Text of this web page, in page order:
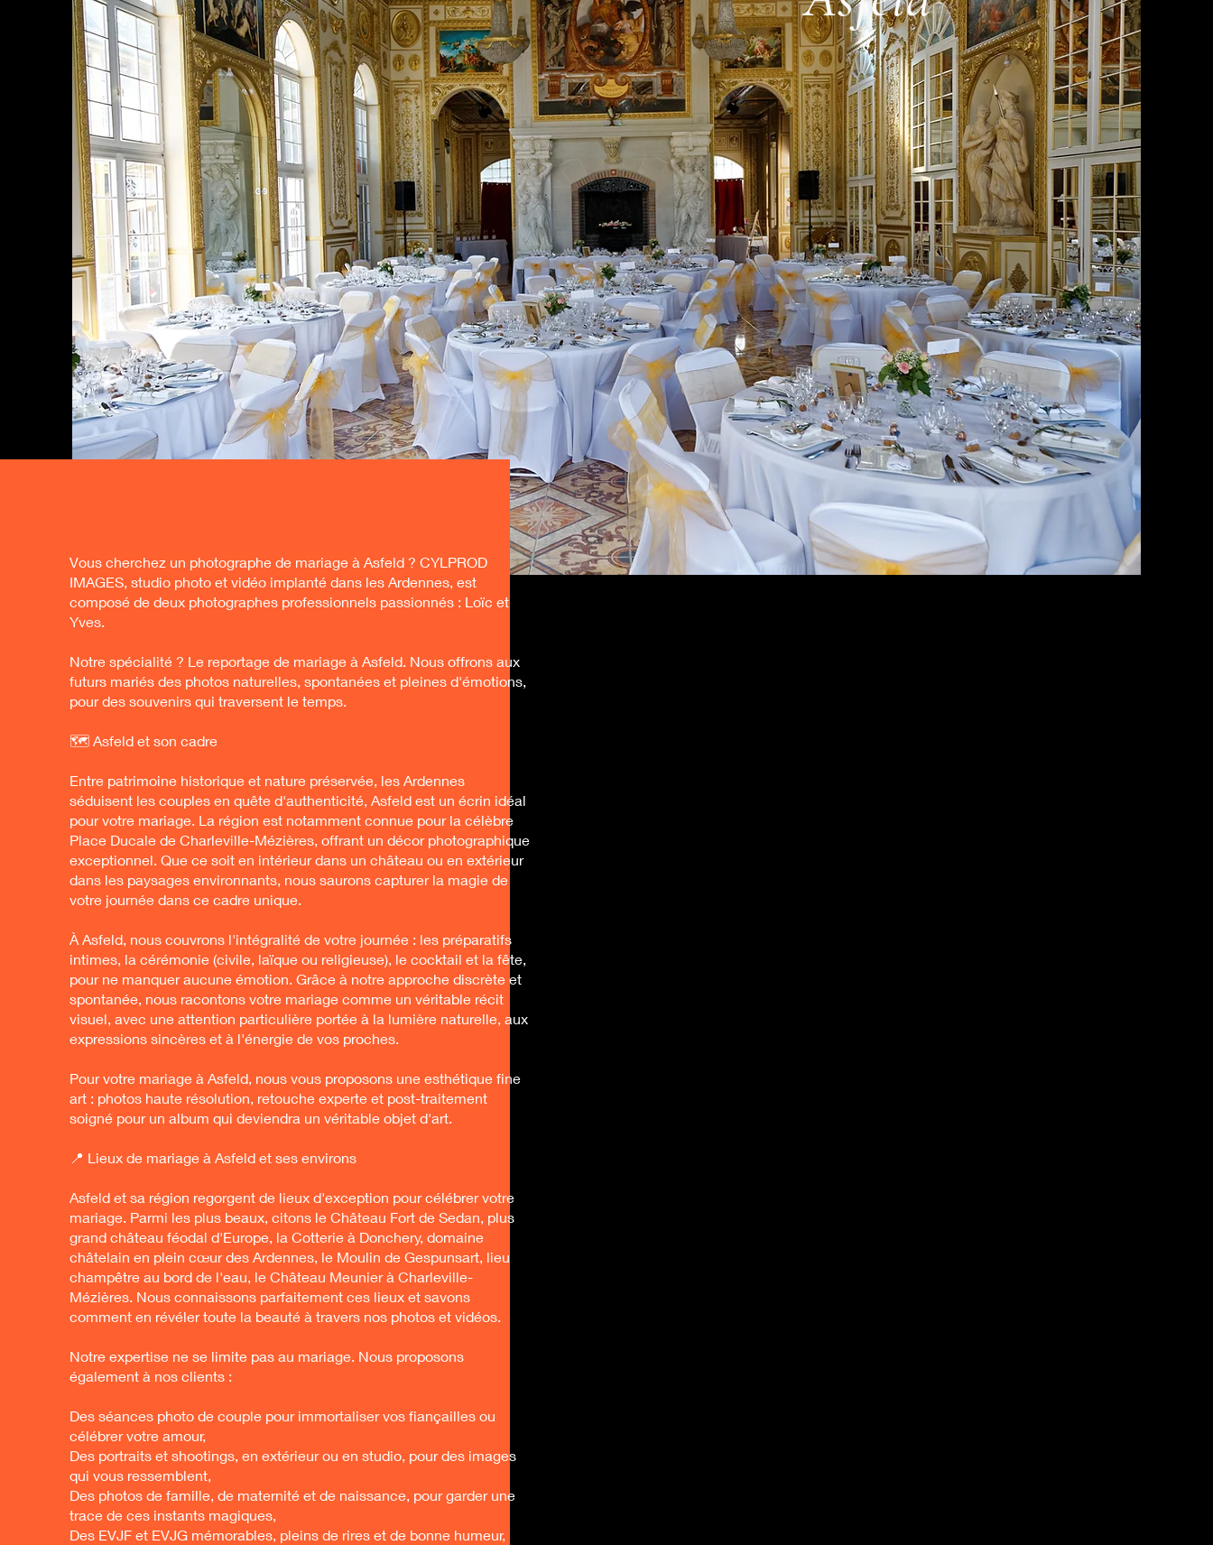
Vous cherchez un photographe de mariage à Asfeld ? CYLPROD
IMAGES, studio photo et vidéo implanté dans les Ardennes, est
composé de deux photographes professionnels passionnés : Loïc et
Yves.
Notre spécialité ? Le reportage de mariage à Asfeld. Nous offrons aux
futurs mariés des photos naturelles, spontanées et pleines d'émotions,
pour des souvenirs qui traversent le temps.
🗺️ Asfeld et son cadre
Entre patrimoine historique et nature préservée, les Ardennes
séduisent les couples en quête d'authenticité, Asfeld est un écrin idéal
pour votre mariage. La région est notamment connue pour la célèbre
Place Ducale de Charleville-Mézières, offrant un décor photographique
exceptionnel. Que ce soit en intérieur dans un château ou en extérieur
dans les paysages environnants, nous saurons capturer la magie de
votre journée dans ce cadre unique.
À Asfeld, nous couvrons l'intégralité de votre journée : les préparatifs
intimes, la cérémonie (civile, laïque ou religieuse), le cocktail et la fête,
pour ne manquer aucune émotion. Grâce à notre approche discrète et
spontanée, nous racontons votre mariage comme un véritable récit
visuel, avec une attention particulière portée à la lumière naturelle, aux
expressions sincères et à l'énergie de vos proches.
Pour votre mariage à Asfeld, nous vous proposons une esthétique fine
art : photos haute résolution, retouche experte et post-traitement
soigné pour un album qui deviendra un véritable objet d'art.
📍 Lieux de mariage à Asfeld et ses environs
Asfeld et sa région regorgent de lieux d'exception pour célébrer votre
mariage. Parmi les plus beaux, citons le Château Fort de Sedan, plus
grand château féodal d'Europe, la Cotterie à Donchery, domaine
châtelain en plein cœur des Ardennes, le Moulin de Gespunsart, lieu
champêtre au bord de l'eau, le Château Meunier à Charleville-
Mézières. Nous connaissons parfaitement ces lieux et savons
comment en révéler toute la beauté à travers nos photos et vidéos.
Notre expertise ne se limite pas au mariage. Nous proposons
également à nos clients :
Des séances photo de couple pour immortaliser vos fiançailles ou
célébrer votre amour,
Des portraits et shootings, en extérieur ou en studio, pour des images
qui vous ressemblent,
Des photos de famille, de maternité et de naissance, pour garder une
trace de ces instants magiques,
Des EVJF et EVJG mémorables, pleins de rires et de bonne humeur,